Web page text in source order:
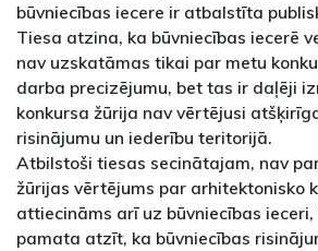
būvniecības iecere ir atbalstīta
Tiesa atzina, ka būvniecības iecerē
nav uzskatāmas tikai par metu
darba precizējumu, bet tas ir daļēji
konkursa žūrija nav vērtējusi
risinājumu un iederību teritorijā.
Atbilstoši tiesas secinātajam, nav
žūrijas vērtējums par arhitektonisko
attiecināms arī uz būvniecības
pamata atzīt, ka būvniecības